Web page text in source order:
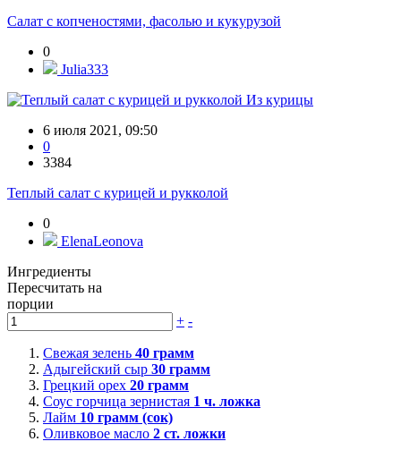
Салат с копченостями, фасолью и кукурузой
0
Julia333
Из курицы
6 июля 2021, 09:50
0
3384
Теплый салат с курицей и рукколой
0
ElenaLeonova
Ингредиенты
Пересчитать на
порции
+ -
Свежая зелень 40 грамм
Адыгейский сыр 30 грамм
Грецкий орех 20 грамм
Соус горчица зернистая 1 ч. ложка
Лайм 10 грамм (сок)
Оливковое масло 2 ст. ложки